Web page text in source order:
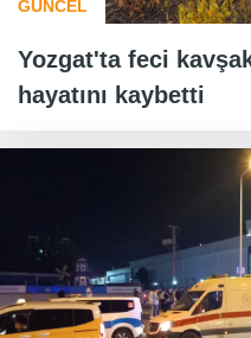
GÜNCEL
Yozgat'ta feci
hayatını kaybetti